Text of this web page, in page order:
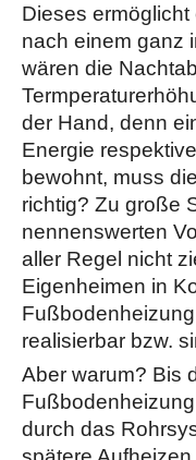
Dieses
nach einem ganz
wären die
der Hand, denn
Energie
bewohnt, muss
richtig? Zu große
nennenswerten
aller Regel nicht
Eigenheimen in
realisierbar bzw.
Aber warum? Bis
durch das